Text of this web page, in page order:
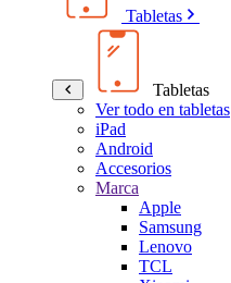
Tabletas
Tabletas
Ver todo en tabletas
iPad
Android
Accesorios
Marca
Apple
Samsung
Lenovo
TCL